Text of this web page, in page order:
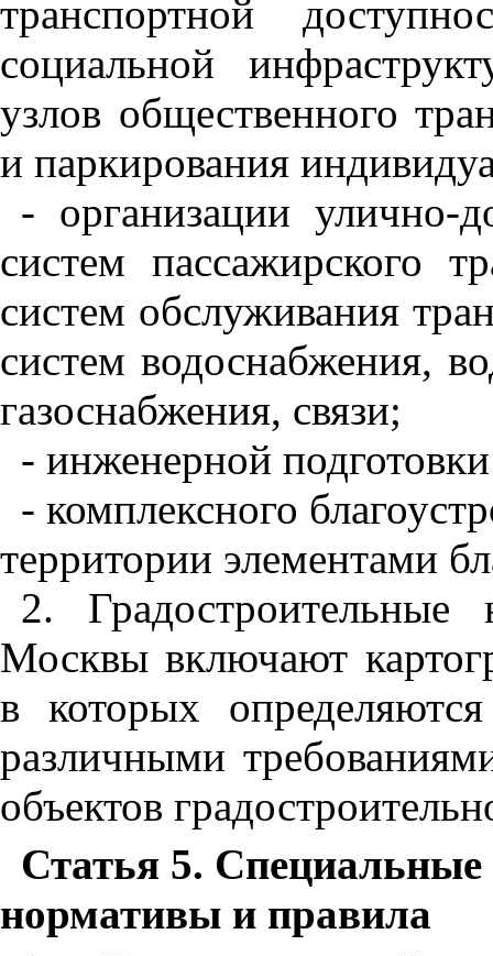
транспортной
социальной
узлов общественного
и паркирования
- организации улично-
систем пассажирского
систем обслуживания
систем водоснабжения,
газоснабжения, связи;
- инженерной
- комплексного
территории элементами
2.
Москвы включают
в которых
различными
объектов
Статья 5. Специальные
нормативы и правила